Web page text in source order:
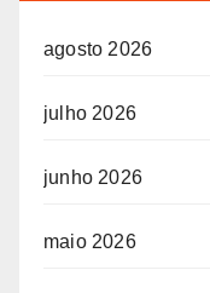
agosto 2026
julho 2026
junho 2026
maio 2026